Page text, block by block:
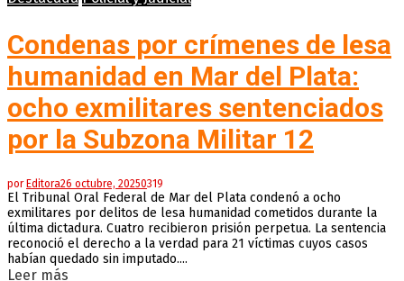
Condenas por crímenes de lesa
humanidad en Mar del Plata:
ocho exmilitares sentenciados
por la Subzona Militar 12
porEditora26 octubre, 20250319
El Tribunal Oral Federal de Mar del Plata condenó a ocho
exmilitares por delitos de lesa humanidad cometidos durante la
última dictadura. Cuatro recibieron prisión perpetua. La sentencia
reconoció el derecho a la verdad para 21 víctimas cuyos casos
habían quedado sin imputado....
Leer más